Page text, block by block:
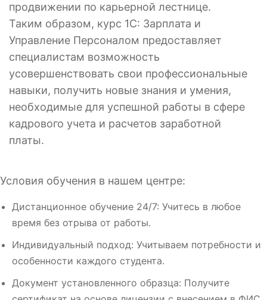
продвижении по карьерной лестнице.
Таким образом, курс 1С: Зарплата и
Управление Персоналом предоставляет
специалистам возможность
усовершенствовать свои профессиональные
навыки, получить новые знания и умения,
необходимые для успешной работы в сфере
кадрового учета и расчетов заработной
платы.
Условия обучения в нашем центре:
Дистанционное обучение 24/7: Учитесь в любое
время без отрыва от работы.
Индивидуальный подход: Учитываем потребности и
особенности каждого студента.
Документ установленного образца: Получите